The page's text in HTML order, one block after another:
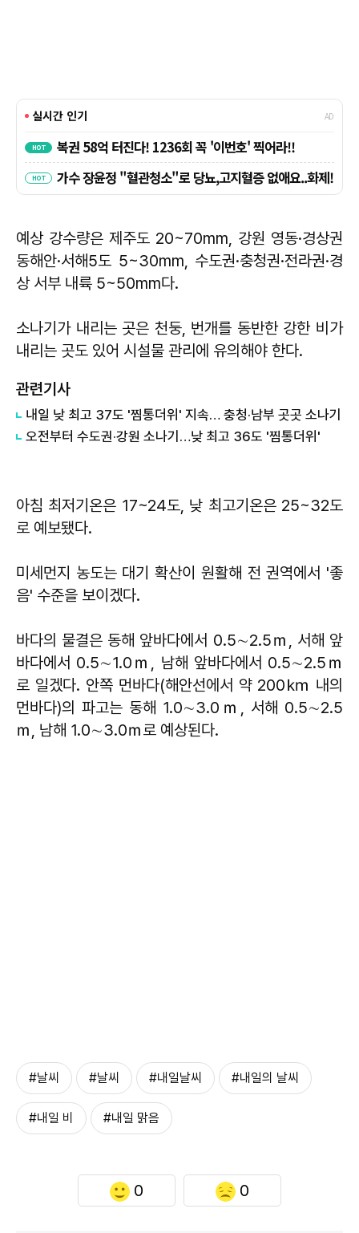
예상 강수량은 제주도 20~70mm, 강원 영동·경상권
동해안·서해5도 5~30mm, 수도권·충청권·전라권·경
상 서부 내륙 5~50mm다.
소나기가 내리는 곳은 천둥, 번개를 동반한 강한 비가
내리는 곳도 있어 시설물 관리에 유의해야 한다.
관련기사
내일 낮 최고 37도 '찜통더위' 지속… 충청·남부 곳곳 소나기
오전부터 수도권·강원 소나기…낮 최고 36도 '찜통더위'
아침 최저기온은 17~24도, 낮 최고기온은 25~32도
로 예보됐다.
미세먼지 농도는 대기 확산이 원활해 전 권역에서 '좋
음' 수준을 보이겠다.
바다의 물결은 동해 앞바다에서 0.5∼2.5ｍ, 서해 앞
바다에서 0.5∼1.0ｍ, 남해 앞바다에서 0.5∼2.5ｍ
로 일겠다. 안쪽 먼바다(해안선에서 약 200㎞ 내의
먼바다)의 파고는 동해 1.0∼3.0ｍ, 서해 0.5∼2.5
ｍ, 남해 1.0∼3.0ｍ로 예상된다.
#날씨 #날씨 #내일날씨 #내일의 날씨
#내일 비 #내일 맑음
0 0